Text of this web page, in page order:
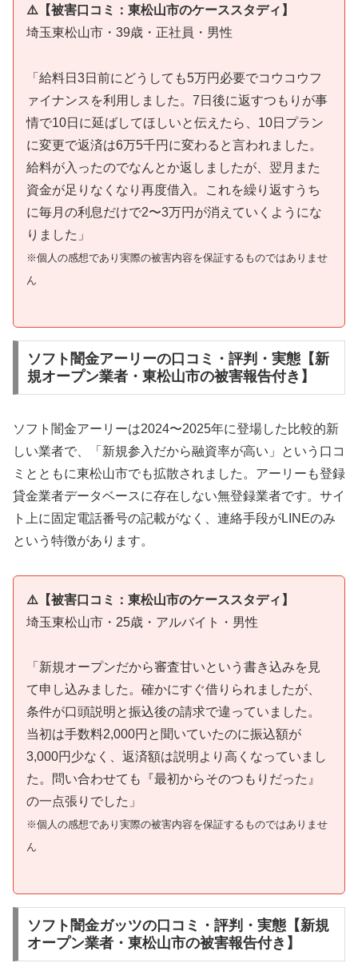
⚠️【被害口コミ：東松山市のケーススタディ】
埼玉東松山市・39歳・正社員・男性
「給料日3日前にどうしても5万円必要でコウコウフ
ァイナンスを利用しました。7日後に返すつもりが事
情で10日に延ばしてほしいと伝えたら、10日プラン
に変更で返済は6万5千円に変わると言われました。
給料が入ったのでなんとか返しましたが、翌月また
資金が足りなくなり再度借入。これを繰り返すうち
に毎月の利息だけで2〜3万円が消えていくようにな
りました」
※個人の感想であり実際の被害内容を保証するものではありませ
ん
ソフト闇金アーリーの口コミ・評判・実態【新
規オープン業者・東松山市の被害報告付き】
ソフト闇金アーリーは2024〜2025年に登場した比較的新
しい業者で、「新規参入だから融資率が高い」という口コ
ミとともに東松山市でも拡散されました。アーリーも登録
貸金業者データベースに存在しない無登録業者です。サイ
ト上に固定電話番号の記載がなく、連絡手段がLINEのみ
という特徴があります。
⚠️【被害口コミ：東松山市のケーススタディ】
埼玉東松山市・25歳・アルバイト・男性
「新規オープンだから審査甘いという書き込みを見
て申し込みました。確かにすぐ借りられましたが、
条件が口頭説明と振込後の請求で違っていました。
当初は手数料2,000円と聞いていたのに振込額が
3,000円少なく、返済額は説明より高くなっていまし
た。問い合わせても『最初からそのつもりだった』
の一点張りでした」
※個人の感想であり実際の被害内容を保証するものではありませ
ん
ソフト闇金ガッツの口コミ・評判・実態【新規
オープン業者・東松山市の被害報告付き】